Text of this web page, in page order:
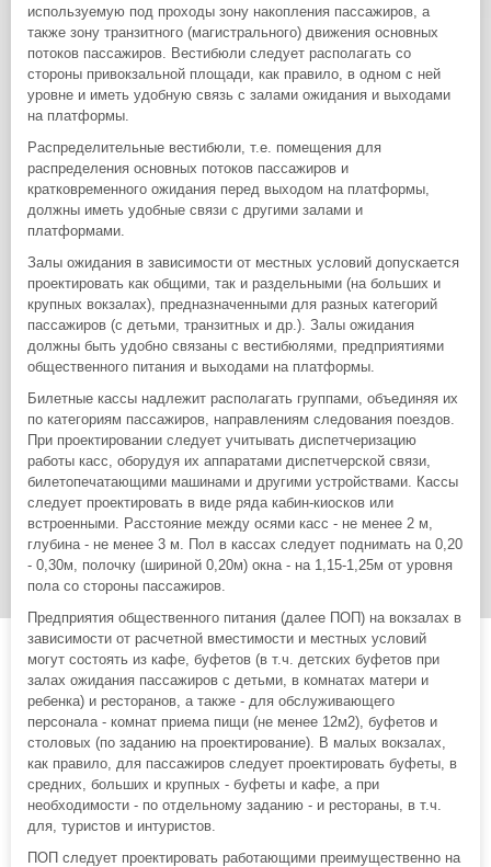
используемую под проходы зону накопления пассажиров, а
также зону транзитного (магистрального) движения основных
потоков пассажиров. Вестибюли следует располагать со
стороны привокзальной площади, как правило, в одном с ней
уровне и иметь удобную связь с залами ожидания и выходами
на платформы.
Распределительные вестибюли, т.е. помещения для
распределения основных потоков пассажиров и
кратковременного ожидания перед выходом на платформы,
должны иметь удобные связи с другими залами и
платформами.
Залы ожидания в зависимости от местных условий допускается
проектировать как общими, так и раздельными (на больших и
крупных вокзалах), предназначенными для разных категорий
пассажиров (с детьми, транзитных и др.). Залы ожидания
должны быть удобно связаны с вестибюлями, предприятиями
общественного питания и выходами на платформы.
Билетные кассы надлежит располагать группами, объединяя их
по категориям пассажиров, направлениям следования поездов.
При проектировании следует учитывать диспетчеризацию
работы касс, оборудуя их аппаратами диспетчерской связи,
билетопечатающими машинами и другими устройствами. Кассы
следует проектировать в виде ряда кабин-киосков или
встроенными. Расстояние между осями касс - не менее 2 м,
глубина - не менее 3 м. Пол в кассах следует поднимать на 0,20
- 0,30м, полочку (шириной 0,20м) окна - на 1,15-1,25м от уровня
пола со стороны пассажиров.
Предприятия общественного питания (далее ПОП) на вокзалах в
зависимости от расчетной вместимости и местных условий
могут состоять из кафе, буфетов (в т.ч. детских буфетов при
залах ожидания пассажиров с детьми, в комнатах матери и
ребенка) и ресторанов, а также - для обслуживающего
персонала - комнат приема пищи (не менее 12м2), буфетов и
столовых (по заданию на проектирование). В малых вокзалах,
как правило, для пассажиров следует проектировать буфеты, в
средних, больших и крупных - буфеты и кафе, а при
необходимости - по отдельному заданию - и рестораны, в т.ч.
для, туристов и интуристов.
ПОП следует проектировать работающими преимущественно на